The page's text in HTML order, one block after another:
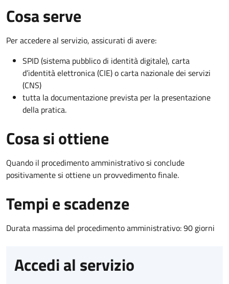
Cosa serve
Per accedere al servizio, assicurati di avere:
SPID (sistema pubblico di identità digitale), carta
d’identità elettronica (CIE) o carta nazionale dei servizi
(CNS)
tutta la documentazione prevista per la presentazione
della pratica.
Cosa si ottiene
Quando il procedimento amministrativo si conclude
positivamente si ottiene un provvedimento finale.
Tempi e scadenze
Durata massima del procedimento amministrativo: 90 giorni
Accedi al servizio